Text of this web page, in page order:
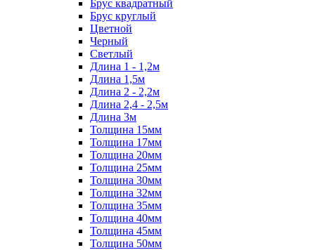
Брус квадратный
Брус круглый
Цветной
Черный
Светлый
Длина 1 - 1,2м
Длина 1,5м
Длина 2 - 2,2м
Длина 2,4 - 2,5м
Длина 3м
Толщина 15мм
Толщина 17мм
Толщина 20мм
Толщина 25мм
Толщина 30мм
Толщина 32мм
Толщина 35мм
Толщина 40мм
Толщина 45мм
Толщина 50мм